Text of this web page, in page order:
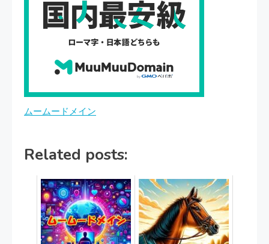
ムームードメイン
Related posts: